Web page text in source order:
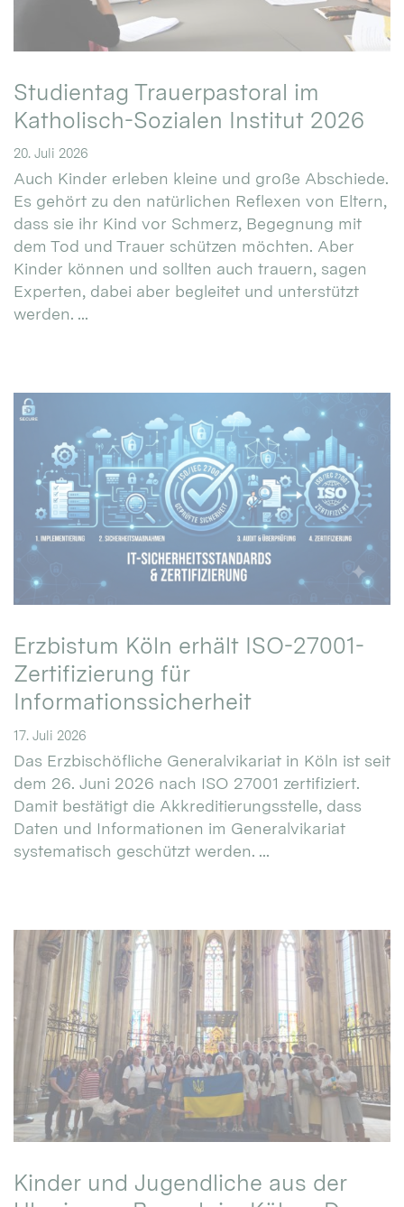
Studientag Trauerpastoral im
Katholisch-Sozialen Institut 2026
20. Juli 2026
Auch Kinder erleben kleine und große Abschiede.
Es gehört zu den natürlichen Reflexen von Eltern,
dass sie ihr Kind vor Schmerz, Begegnung mit
dem Tod und Trauer schützen möchten. Aber
Kinder können und sollten auch trauern, sagen
Experten, dabei aber begleitet und unterstützt
werden. ...
Erzbistum Köln erhält ISO-27001-
Zertifizierung für
Informationssicherheit
17. Juli 2026
Das Erzbischöfliche Generalvikariat in Köln ist seit
dem 26. Juni 2026 nach ISO 27001 zertifiziert.
Damit bestätigt die Akkreditierungsstelle, dass
Daten und Informationen im Generalvikariat
systematisch geschützt werden. ...
Kinder und Jugendliche aus der